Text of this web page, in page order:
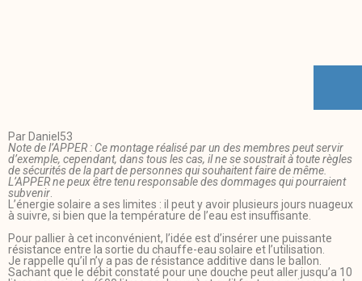
Par Daniel53
Note de l’APPER : Ce montage réalisé par un des membres peut servir
d’exemple, cependant, dans tous les cas, il ne se soustrait à toute règles
de sécurités de la part de personnes qui souhaitent faire de même.
L’APPER ne peux être tenu responsable des dommages qui pourraient
subvenir
L’énergie solaire a ses limites : il peut y avoir plusieurs jours nuageux
à suivre, si bien que la température de l’eau est insuffisante.
Pour pallier à cet inconvénient, l’idée est d’insérer une puissante
résistance entre la sortie du chauffe-eau solaire et l’utilisation.
Je rappelle qu’il n’y a pas de résistance additive dans le ballon.
Sachant que le débit constaté pour une douche peut aller jusqu’a 10